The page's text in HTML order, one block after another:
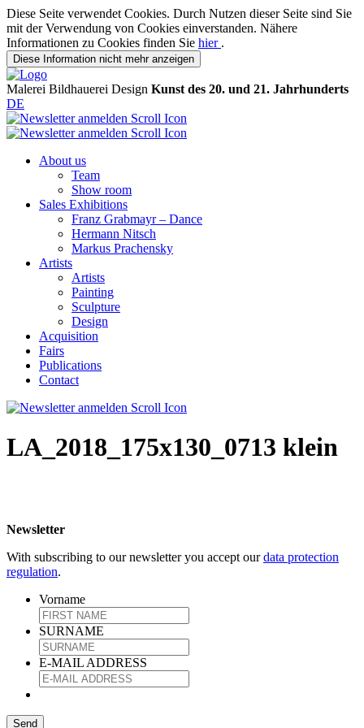
Diese Seite verwendet Cookies. Durch Nutzen dieser Seite sind Sie
mit der Verwendung von Cookies einverstanden. Nähere
Informationen zu Cookies finden Sie hier .
Diese Information nicht mehr anzeigen
Malerei Bildhauerei Design Kunst des 20. und 21. Jahrhunderts
DE
About us
Team
Show room
Sales Exhibitions
Franz Grabmayr – Dance
Hermann Nitsch
Markus Prachensky
Artists
Artists
Painting
Sculpture
Design
Acquisition
Fairs
Publications
Contact
LA_2018_175x130_0713 klein
Newsletter
With subscribing to our newsletter you accept ourdata protection
regulation.
Vorname
SURNAME
E-MAIL ADDRESS